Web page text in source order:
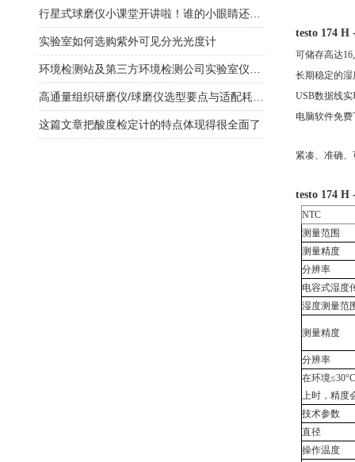
testo 174 H
可储存高达
长期稳定的
USB数据线
电脑软件免费
紧凑、准确、
testo 174 H
NTC
测量范围
测量精度
分辨率
电容式湿度
湿度测量范
测量精度
分辨率
在环境
上时，精度
技术参数
直径
操作温度
实验室如何选购紫外可见分光光度计
这篇文章把酸度检定计的特点体现得很全面了